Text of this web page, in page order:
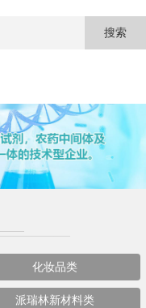
化妆品类
派瑞林新材料类